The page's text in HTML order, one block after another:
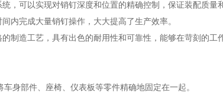
，可以实现对销钉深度和位置的精确控制，保证装配质量
内完成大量销钉操作，大大提高了生产效率。
制造工艺，具有出色的耐用性和可靠性，能够在苛刻的工
车身部件、座椅、仪表板等零件精确地固定在一起。